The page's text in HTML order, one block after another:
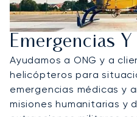
Emergencias
Ayudamos a ONG y a
helicópteros para
emergencias médicas y
misiones humanitarias y